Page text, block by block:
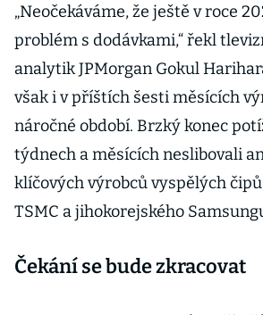
„Neočekáváme, že ještě v roce
problém s dodávkami,“ řekl
analytik JPMorgan Gokul
však i v příštích šesti měsících
náročné období. Brzký konec
týdnech a měsících neslibovali
klíčových výrobců vyspělých
TSMC a jihokorejského
Čekání se bude zkracovat